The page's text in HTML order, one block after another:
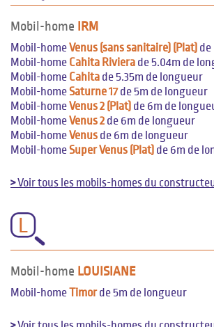
Mobil-home IRM
Mobil-homeVenus (sans sanitaire) (Plat) de
Mobil-home Cahita Riviera de 5.04m de
Mobil-home Cahita de 5.35m de longueur
Mobil-homeSaturne 17de 5m de longueur
Mobil-homeVenus 2 (Plat) de 6m de
Mobil-homeVenus 2 de 6m de longueur
Mobil-homeVenus de 6m de longueur
Mobil-homeSuper Venus (Plat) de 6m de
>Voir tous les mobils-homes du
L
Mobil-home LOUISIANE
Mobil-homeTimorde 5m de longueur